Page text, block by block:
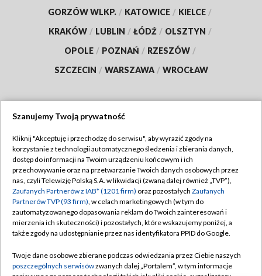
GORZÓW WLKP. / KATOWICE / KIELCE /
KRAKÓW / LUBLIN / ŁÓDŹ / OLSZTYN /
OPOLE / POZNAŃ / RZESZÓW /
SZCZECIN / WARSZAWA / WROCŁAW
TVP
Abonament TVP
Emisja w TVP
Centrum informacji TVP
Naziemna Telewizja Cyfrowa
Rada Programowa
Regulamin TVP
Polityka prywatności
Moje zgody
Pomoc
Kontakt
Szanujemy Twoją prywatność
Kliknij "Akceptuję i przechodzę do serwisu", aby wyrazić zgody na
korzystanie z technologii automatycznego śledzenia i zbierania danych,
dostęp do informacji na Twoim urządzeniu końcowym i ich
przechowywanie oraz na przetwarzanie Twoich danych osobowych przez
nas, czyli Telewizję Polską S.A. w likwidacji (zwaną dalej również „TVP”),
Zaufanych Partnerów z IAB* (1201 firm) oraz pozostałych Zaufanych
Partnerów TVP (93 firm), w celach marketingowych (w tym do
zautomatyzowanego dopasowania reklam do Twoich zainteresowań i
mierzenia ich skuteczności) i pozostałych, które wskazujemy poniżej, a
także zgody na udostępnianie przez nas identyfikatora PPID do Google.
Twoje dane osobowe zbierane podczas odwiedzania przez Ciebie naszych
poszczególnych serwisówzwanych dalej „Portalem”, w tym informacje